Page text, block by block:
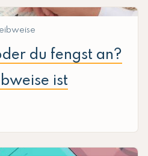
du fengst an?
ist